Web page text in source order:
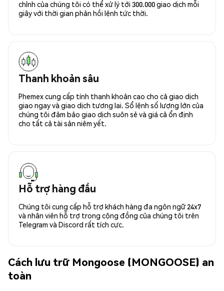
chỉnh của chúng tôi có thể xử lý tới 300.000 giao dịch mỗi
giây với thời gian phản hồi lệnh tức thời.
Thanh khoản sâu
Phemex cung cấp tính thanh khoản cao cho cả giao dịch
giao ngay và giao dịch tương lai. Sổ lệnh số lượng lớn của
chúng tôi đảm bảo giao dịch suôn sẻ và giá cả ổn định
cho tất cả tài sản niêm yết.
Hỗ trợ hàng đầu
Chúng tôi cung cấp hỗ trợ khách hàng đa ngôn ngữ 24x7
và nhân viên hỗ trợ trong cộng đồng của chúng tôi trên
Telegram và Discord rất tích cực.
Cách lưu trữ Mongoose (MONGOOSE) an
toàn